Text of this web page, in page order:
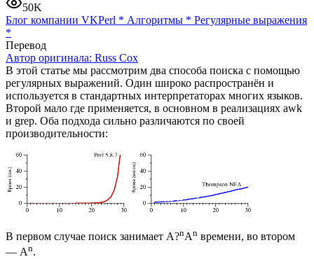
50K
Блог компании VKPerl * Алгоритмы * Регулярные выражения
*
Перевод
Автор оригинала: Russ Cox
В этой статье мы рассмотрим два способа поиска с помощью
регулярных выражений. Один широко распространён и
используется в стандартных интерпретаторах многих языков.
Второй мало где применяется, в основном в реализациях awk
и grep. Оба подхода сильно различаются по своей
производительности:
В первом случае поиск занимает A?nAn времени, во втором
— An.